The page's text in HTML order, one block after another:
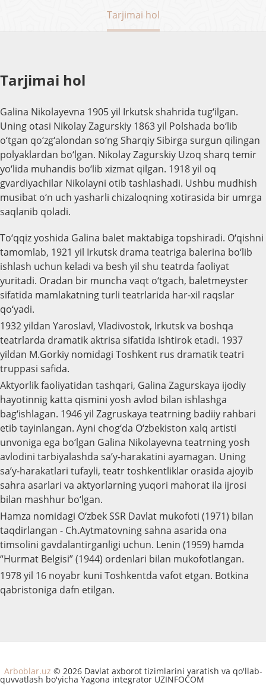
Tarjimai hol
Tarjimai hol
Galina Nikolayevna 1905 yil Irkutsk shahrida tug‘ilgan.
Uning otasi Nikolay Zagurskiy 1863 yil Polshada bo‘lib
o‘tgan qo‘zg‘alondan so‘ng Sharqiy Sibirga surgun qilingan
polyaklardan bo‘lgan. Nikolay Zagurskiy Uzoq sharq temir
yo‘lida muhandis bo‘lib xizmat qilgan. 1918 yil oq
gvardiyachilar Nikolayni otib tashlashadi. Ushbu mudhish
musibat o‘n uch yasharli chizaloqning xotirasida bir umrga
saqlanib qoladi.
To‘qqiz yoshida Galina balet maktabiga topshiradi. O‘qishni
tamomlab, 1921 yil Irkutsk drama teatriga balerina bo‘lib
ishlash uchun keladi va besh yil shu teatrda faoliyat
yuritadi. Oradan bir muncha vaqt o‘tgach, baletmeyster
sifatida mamlakatning turli teatrlarida har-xil raqslar
qo‘yadi.
1932 yildan Yaroslavl, Vladivostok, Irkutsk va boshqa
teatrlarda dramatik aktrisa sifatida ishtirok etadi. 1937
yildan M.Gorkiy nomidagi Toshkent rus dramatik teatri
truppasi safida.
Aktyorlik faoliyatidan tashqari, Galina Zagurskaya ijodiy
hayotinnig katta qismini yosh avlod bilan ishlashga
bag‘ishlagan. 1946 yil Zagruskaya teatrning badiiy rahbari
etib tayinlangan. Ayni chog‘da O‘zbekiston xalq artisti
unvoniga ega bo‘lgan Galina Nikolayevna teatrning yosh
avlodini tarbiyalashda sa’y-harakatini ayamagan. Uning
sa’y-harakatlari tufayli, teatr toshkentliklar orasida ajoyib
sahra asarlari va aktyorlarning yuqori mahorat ila ijrosi
bilan mashhur bo‘lgan.
Hamza nomidagi O‘zbek SSR Davlat mukofoti (1971) bilan
taqdirlangan - Ch.Aytmatovning sahna asarida ona
timsolini gavdalantirganligi uchun. Lenin (1959) hamda
“Hurmat Belgisi” (1944) ordenlari bilan mukofotlangan.
1978 yil 16 noyabr kuni Toshkentda vafot etgan. Botkina
qabristoniga dafn etilgan.
Arboblar.uz © 2026 Davlat axborot tizimlarini yaratish va qo'llab-
quvvatlash bo'yicha Yagona integrator UZINFOCOM